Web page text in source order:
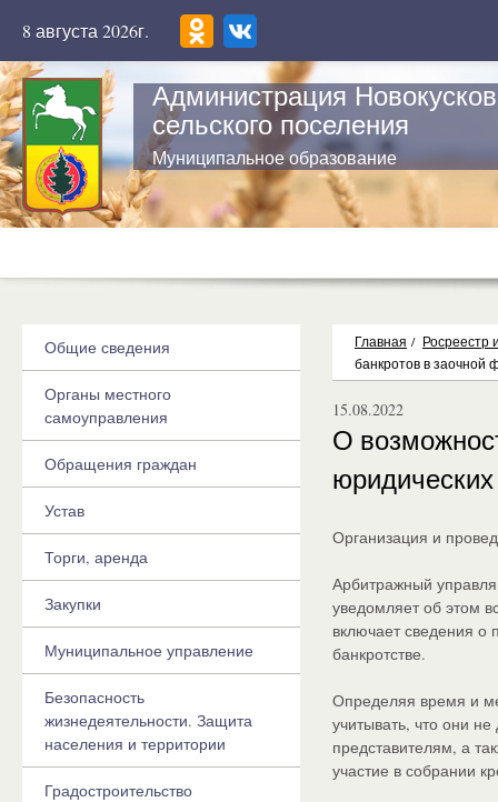
8 августа 2026г.
Администрация
сельского поселения
Муниципальное образование
Главная / Росреестр
банкротов в заочной
15.08.2022
О
Организация и
Арбитражный
уведомляет об этом
включает сведения о
банкротстве.
Определяя время и
учитывать, что они
представителям, а
участие в собрании
Общие сведения
Органы местного
самоуправления
Обращения граждан
Устав
Торги, аренда
Закупки
Муниципальное управление
Безопасность
жизнедеятельности. Защита
населения и территории
Градостроительство